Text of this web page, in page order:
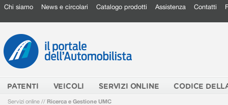
Chi siamo News e circolari Catalogo prodotti Assistenza Contatti
PATENTI VEICOLI SERVIZI ONLINE CODICE
Servizi online // Ricerca e Gestione UMC